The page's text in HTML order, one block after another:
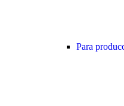
Para